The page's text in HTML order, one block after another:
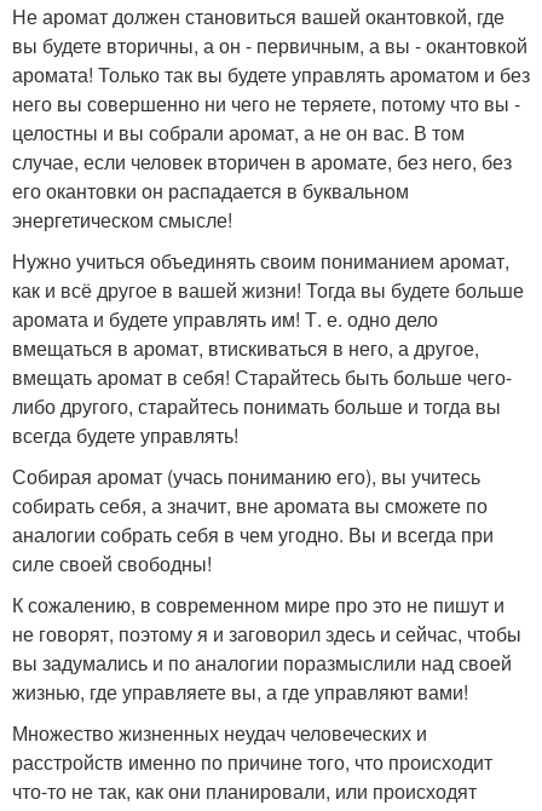
Не аромат должен становиться вашей окантовкой, где
вы будете вторичны, а он - первичным, а вы - окантовкой
аромата! Только так вы будете управлять ароматом и без
него вы совершенно ни чего не теряете, потому что вы -
целостны и вы собрали аромат, а не он вас. В том
случае, если человек вторичен в аромате, без него, без
его окантовки он распадается в буквальном
энергетическом смысле!
Нужно учиться объединять своим пониманием аромат,
как и всё другое в вашей жизни! Тогда вы будете больше
аромата и будете управлять им! Т. е. одно дело
вмещаться в аромат, втискиваться в него, а другое,
вмещать аромат в себя! Старайтесь быть больше чего-
либо другого, старайтесь понимать больше и тогда вы
всегда будете управлять!
Собирая аромат (учась пониманию его), вы учитесь
собирать себя, а значит, вне аромата вы сможете по
аналогии собрать себя в чем угодно. Вы и всегда при
силе своей свободны!
К сожалению, в современном мире про это не пишут и
не говорят, поэтому я и заговорил здесь и сейчас, чтобы
вы задумались и по аналогии поразмыслили над своей
жизнью, где управляете вы, а где управляют вами!
Множество жизненных неудач человеческих и
расстройств именно по причине того, что происходит
что-то не так, как они планировали, или происходят